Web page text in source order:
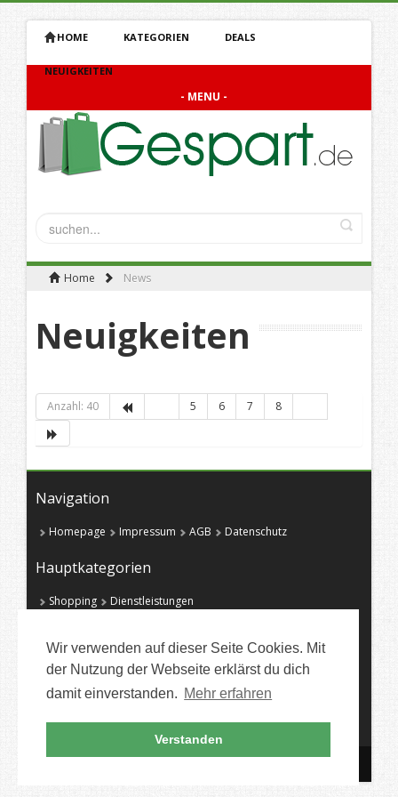
Wir verwenden auf dieser Seite Cookies. Mit
der Nutzung der Webseite erklärst du dich
damit einverstanden. Mehr erfahren
Verstanden
HOME KATEGORIEN DEALS
NEUIGKEITEN
- MENU -
Home News
Neuigkeiten
Anzahl: 40 5 6 7 8
Navigation
Homepage Impressum AGB Datenschutz
Hauptkategorien
Shopping
Dienstleistungen